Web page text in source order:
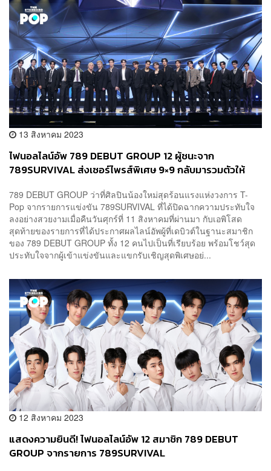
13 สิงหาคม 2023
ไฟนอลไลน์อัพ 789 DEBUT GROUP 12 ผู้ชนะจาก
789SURVIVAL ส่งเซอร์ไพรส์พิเศษ 9×9 กลับมารวมตัวให้
789 DEBUT GROUP ว่าที่ศิลปินน้องใหม่สุดร้อนแรงแห่งวงการ T-
Pop จากรายการแข่งขัน 789SURVIVAL ที่ได้ปิดฉากความประทับใจ
ลงอย่างสวยงามเมื่อคืนวันศุกร์ที่ 11 สิงหาคมที่ผ่านมา กับเอพิโสด
สุดท้ายของรายการที่ได้ประกาศผลไลน์อัพผู้ที่เดบิวต์ในฐานะสมาชิก
ของ 789 DEBUT GROUP ทั้ง 12 คนไปเป็นที่เรียบร้อย พร้อมโชว์สุด
ประทับใจจากผู้เข้าแข่งขันและแขกรับเชิญสุดพิเศษอย่...
12 สิงหาคม 2023
แสดงความยินดี! ไฟนอลไลน์อัพ 12 สมาชิก 789 DEBUT
GROUP จากรายการ 789SURVIVAL